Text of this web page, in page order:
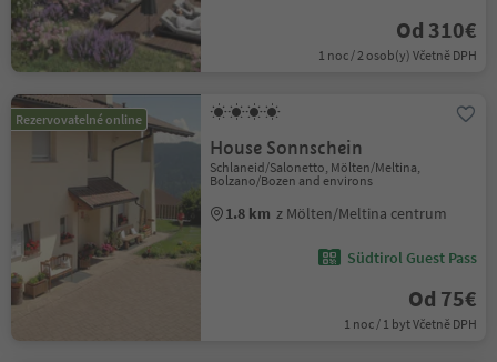
Od 310€
1 noc / 2 osob(y) Včetně DPH
Rezervovatelné online
House Sonnschein
Schlaneid/Salonetto, Mölten/Meltina,
Bolzano/Bozen and environs
1.8 km z Mölten/Meltina centrum
Südtirol Guest Pass
Od 75€
1 noc / 1 byt Včetně DPH